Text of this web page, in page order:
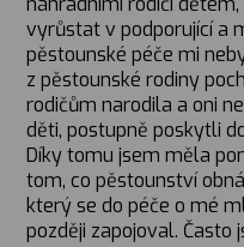
vyrůstat v podporující a
pěstounské péče mi
z pěstounské rodiny
rodičům narodila a oni
děti, postupně poskytli
Díky tomu jsem měla
tom, co pěstounství
který se do péče o mé
později zapojoval.